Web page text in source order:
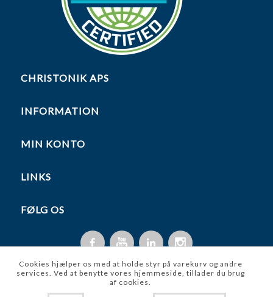
CHRISTONIK APS
INFORMATION
MIN KONTO
LINKS
FØLG OS
Cookies hjælper os med at holde styr på varekurv og andre
services. Ved at benytte vores hjemmeside, tillader du brug
af cookies.